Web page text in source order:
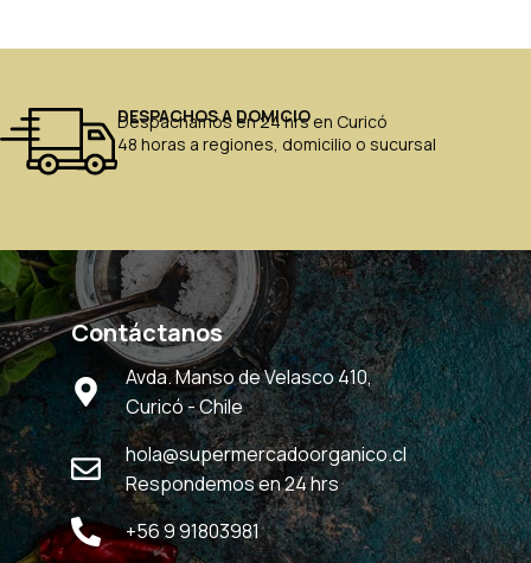
DESPACHOS A DOMICIO
Despachamos en 24 hrs en Curicó
48 horas a regiones, domicilio o sucursal
Contáctanos
Avda. Manso de Velasco 410,
Curicó - Chile
hola@supermercadoorganico.cl
Respondemos en 24 hrs
+56 9 91803981